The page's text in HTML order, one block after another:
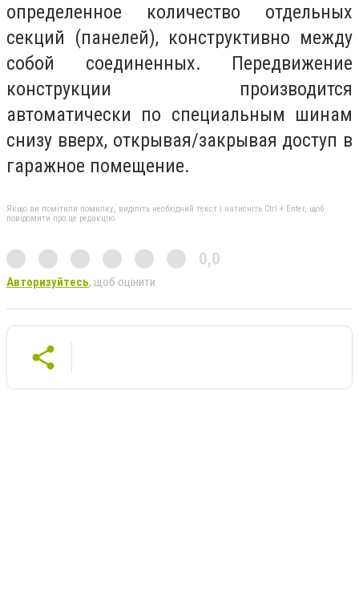
определенное количество отдельных
секций (панелей), конструктивно между
собой соединенных. Передвижение
конструкции производится
автоматически по специальным шинам
снизу вверх, открывая/закрывая доступ в
гаражное помещение.
Якщо ви помітили помилку, виділіть необхідний текст і натисніть Ctrl + Enter, щоб
повідомити про це редакцію
0,0
Авторизуйтесь, щоб оцінити